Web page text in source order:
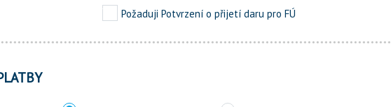
Požaduji Potvrzení o přijetí daru pro FÚ